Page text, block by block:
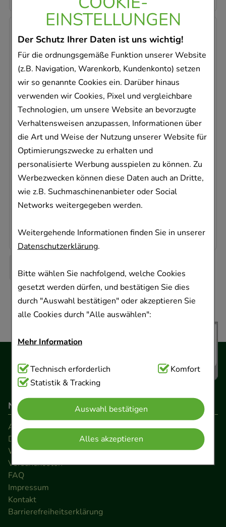
EINSTELLUNGEN
Der Schutz Ihrer Daten ist uns wichtig!
Für die ordnungsgemäße Funktion unserer Website
(z.B. Navigation, Warenkorb, Kundenkonto) setzen
wir so genannte Cookies ein. Darüber hinaus
verwenden wir Cookies, Pixel und vergleichbare
Technologien, um unsere Website an bevorzugte
Verhaltensweisen anzupassen, Informationen über
die Art und Weise der Nutzung unserer Website für
Optimierungszwecke zu erhalten und
personalisierte Werbung ausspielen zu können. Zu
Werbezwecken können diese Daten auch an Dritte,
wie z.B. Suchmaschinenanbieter oder Social
Networks weitergegeben werden.
Weitergehende Informationen finden Sie in unserer
Datenschutzerklärung.
Bitte wählen Sie nachfolgend, welche Cookies
gesetzt werden dürfen, und bestätigen Sie dies
durch "Auswahl bestätigen" oder akzeptieren Sie
alle Cookies durch "Alle auswählen":
Mehr Information
Technisch Notwendig:Hierbei handelt es sich um
Cookies, die für die Grundfunktionen unserer
Website notwendig sind (z.B. Navigation,
Warenkorb, Kundenkonto), weshalb auf diese nicht
verzichtet werden kann.
Komfort:Diese Cookies werden genutzt um das
Einkaufserlebnis noch ansprechender zu gestalten,
beispielsweise für die Wiedererkennung des
Besuchers oder unsere Seite an bevorzugte
Verhaltensweisen (z.B. Spracheinstellung)
anzupassen. Komfort-Cookies ermöglichen es uns
Technisch erforderlich
Komfort
Statistik & Tracking
Auswahl bestätigen
Alles akzeptieren
DOBENDAN Direkt Flurbiprofen Spray Honig
& Zitrone
Reckitt Benckiser Deutschland GmbH
ml
Spray
16502620
11,33 €¹
AVP:15,97 € ²
Navigation
AGB
Datenschutz
Widerrufsrecht
Versandkosten
FAQ
Impressum
Kontakt
Barrierefreiheitserklärung